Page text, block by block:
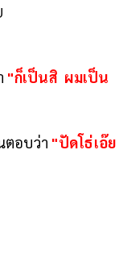
"ก็เป็นสิ ผมเป็น
ตอบว่า "ปัดโธ่เอ๊ย